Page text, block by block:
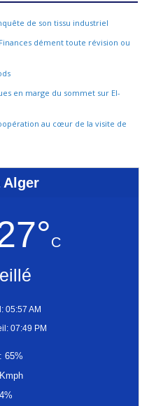
de son tissu industriel
dément toute révision ou
en marge du sommet sur El-
au cœur de la visite de
Alger
C
05:57 AM
07:49 PM
65%